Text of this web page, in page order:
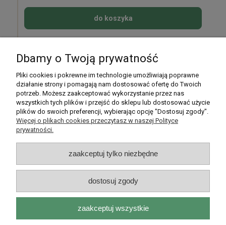
do koszyka
Moje konto
Płatności i dostawa
Informacje
O nas
Rarytasy Dolnośląskie | ul. Olszewskiego 99, 51-638 Wrocław |
kontakt@rarytasydolnoslaskie.pl|537 71 71 71| NIP: 8982036706 |
Dbamy o Twoją prywatność
Pliki cookies i pokrewne im technologie umożliwiają poprawne
działanie strony i pomagają nam dostosować ofertę do Twoich
potrzeb. Możesz zaakceptować wykorzystanie przez nas
wszystkich tych plików i przejść do sklepu lub dostosować użycie
plików do swoich preferencji, wybierając opcję "Dostosuj zgody".
Więcej o plikach cookies przeczytasz w naszej Polityce
prywatności.
zaakceptuj tylko niezbędne
dostosuj zgody
zaakceptuj wszystkie